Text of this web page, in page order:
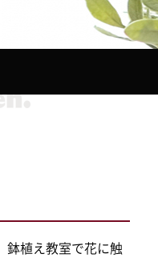
鉢植え教室で花に触